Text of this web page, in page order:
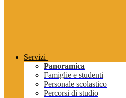
Servizi
Panoramica
Famiglie e studenti
Personale scolastico
Percorsi di studio